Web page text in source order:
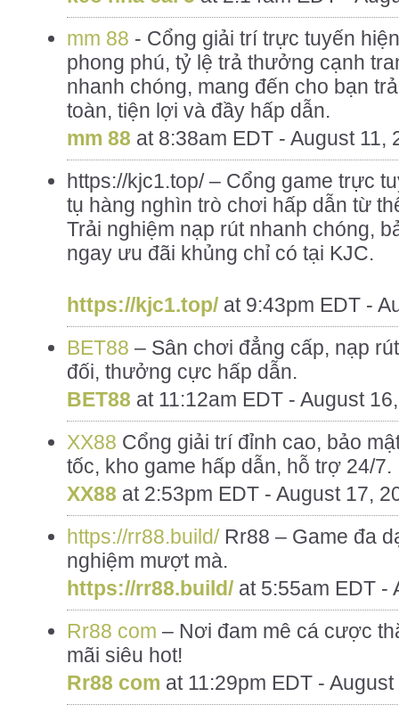
mm 88 - Cổng giải trí trực tuyến
phong phú, tỷ lệ trả thưởng cạnh
nhanh chóng, mang đến cho bạn
toàn, tiện lợi và đầy hấp dẫn.
mm 88 at 8:38am EDT - August 11,
https://kjc1.top/ – Cổng game trực
tụ hàng nghìn trò chơi hấp dẫn từ
Trải nghiệm nạp rút nhanh chóng,
ngay ưu đãi khủng chỉ có tại KJC.
https://kjc1.top/ at 9:43pm EDT -
BET88 – Sân chơi đẳng cấp, nạp
đối, thưởng cực hấp dẫn.
BET88 at 11:12am EDT - August
XX88 Cổng giải trí đỉnh cao, bảo
tốc, kho game hấp dẫn, hỗ trợ 24/7.
XX88 at 2:53pm EDT - August 17,
https://rr88.build/Rr88 – Game đa
nghiệm mượt mà.
https://rr88.build/ at 5:55am EDT -
Rr88 com – Nơi đam mê cá cược
mãi siêu hot!
Rr88 com at 11:29pm EDT -